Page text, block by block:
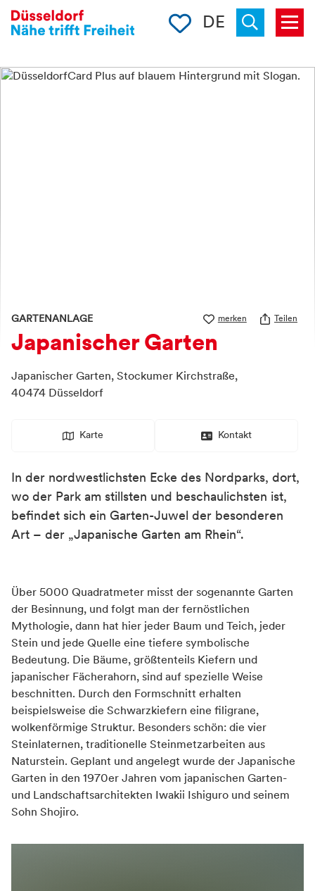
Menü
Merkliste
DE
GARTENANLAGE merken Teilen
Japanischer Garten
Japanischer Garten, Stockumer Kirchstraße,
40474 Düsseldorf
Karte Kontakt
In der nordwestlichsten Ecke des Nordparks, dort,
wo der Park am stillsten und beschaulichsten ist,
befindet sich ein Garten-Juwel der besonderen
Art – der „Japanische Garten am Rhein“.
Über 5000 Quadratmeter misst der sogenannte Garten
der Besinnung, und folgt man der fernöstlichen
Mythologie, dann hat hier jeder Baum und Teich, jeder
Stein und jede Quelle eine tiefere symbolische
Bedeutung. Die Bäume, größtenteils Kiefern und
japanischer Fächerahorn, sind auf spezielle Weise
beschnitten. Durch den Formschnitt erhalten
beispielsweise die Schwarzkiefern eine filigrane,
wolkenförmige Struktur. Besonders schön: die vier
Steinlaternen, traditionelle Steinmetzarbeiten aus
Naturstein. Geplant und angelegt wurde der Japanische
Garten in den 1970er Jahren vom japanischen Garten-
und Landschaftsarchitekten Iwakii Ishiguro und seinem
Sohn Shojiro.